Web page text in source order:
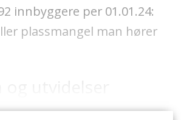
innbyggere per 01.01.24:
plassmangel man hører